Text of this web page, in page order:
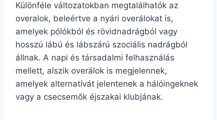
Különféle változatokban megtalálhatók az
overalok, beleértve a nyári overálokat is,
amelyek pólókból és rövidnadrágból vagy
hosszú lábú és lábszárú szociális nadrágból
állnak. A napi és társadalmi felhasználás
mellett, alszik overálok is megjelennek,
amelyek alternatívát jelentenek a hálóingeknek
vagy a csecsemők éjszakai klubjának.